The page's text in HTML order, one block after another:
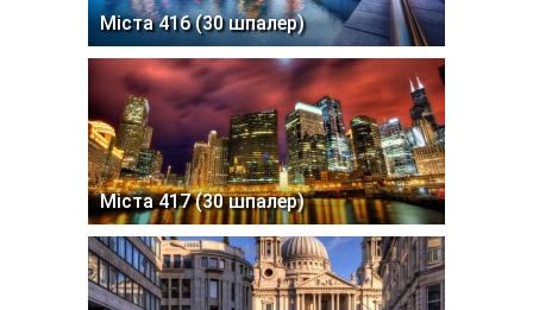
Міста 416 (30 шпалер)
Міста 417 (30 шпалер)